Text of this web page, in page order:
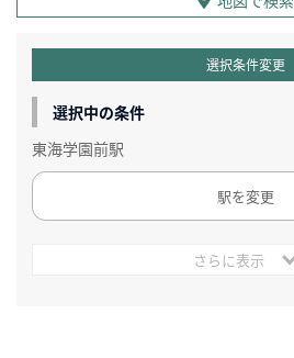
選択条件変更
選択中の条件
東海学園前駅
駅を変更
さらに表示